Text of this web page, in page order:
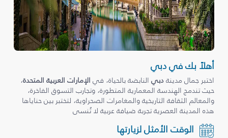
أهلاً بك في دبي
اختبر جمال مدينةدبيالنابضة بالحياة، في الإمارات العربية المتحدة،
حيث تندمج الهندسة المعمارية المتطورة، وتجارب التسوق الفاخرة،
والمعالم الثقافة التاريخية والمغامرات الصحراوية، لتختبر بين حناياها
هذه المدينة العصرية تجربة ضيافة عربية لا تُنسى
الوقت الأمثل لزيارتها